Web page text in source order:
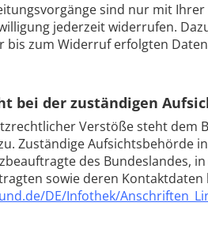
sind nur mit
jederzeit widerrufen.
bis zum Widerruf erfolgten
bei der zuständigen
Verstöße steht dem
Zuständige Aufsichtsbehörde
des Bundeslandes,
sowie deren
DE/Infothek/